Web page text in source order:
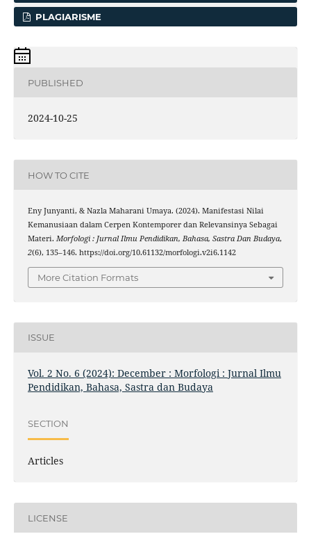
PLAGIARISME
PUBLISHED
2024-10-25
HOW TO CITE
Eny Junyanti, & Nazla Maharani Umaya. (2024). Manifestasi Nilai
Kemanusiaan dalam Cerpen Kontemporer dan Relevansinya Sebagai
Materi. Morfologi : Jurnal Ilmu Pendidikan, Bahasa, Sastra Dan Budaya,
2(6), 135–146. https://doi.org/10.61132/morfologi.v2i6.1142
More Citation Formats
ISSUE
Vol. 2 No. 6 (2024): December : Morfologi : Jurnal Ilmu
Pendidikan, Bahasa, Sastra dan Budaya
SECTION
Articles
LICENSE